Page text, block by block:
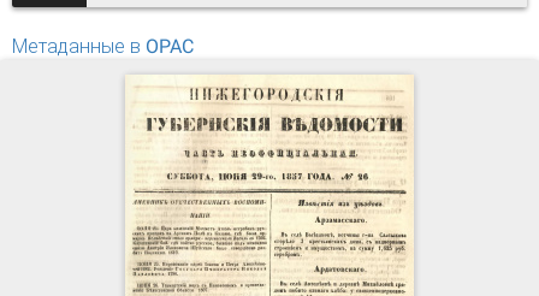
Метаданные в OPAC